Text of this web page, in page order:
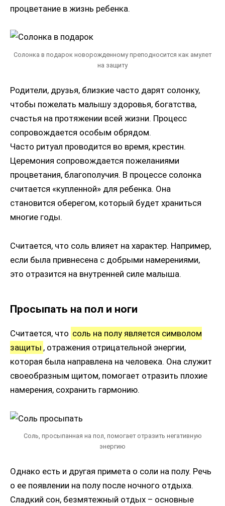
процветание в жизнь ребенка.
Солонка в подарок новорожденному преподносится как амулет
на защиту
Родители, друзья, близкие часто дарят солонку,
чтобы пожелать малышу здоровья, богатства,
счастья на протяжении всей жизни. Процесс
сопровождается особым обрядом.
Часто ритуал проводится во время, крестин.
Церемония сопровождается пожеланиями
процветания, благополучия. В процессе солонка
считается «купленной» для ребенка. Она
становится оберегом, который будет храниться
многие годы.
Считается, что соль влияет на характер. Например,
если была привнесена с добрыми намерениями,
это отразится на внутренней силе малыша.
Просыпать на пол и ноги
Считается, что соль на полу является символом
защиты , отражения отрицательной энергии,
которая была направлена на человека. Она служит
своеобразным щитом, помогает отразить плохие
намерения, сохранить гармонию.
Соль, просыпанная на пол, помогает отразить негативную
энергию
Однако есть и другая примета о соли на полу. Речь
о ее появлении на полу после ночного отдыха.
Сладкий сон, безмятежный отдых – основные